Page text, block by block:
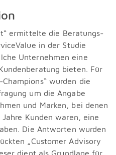
ermittelte die Beratungs-
in der Studie
Unternehmen eine
bieten. Für
wurden die
um die Angabe
und Marken, bei denen
Kunden waren, eine
Die Antworten wurden
„Customer Advisory
dient als Grundlage für